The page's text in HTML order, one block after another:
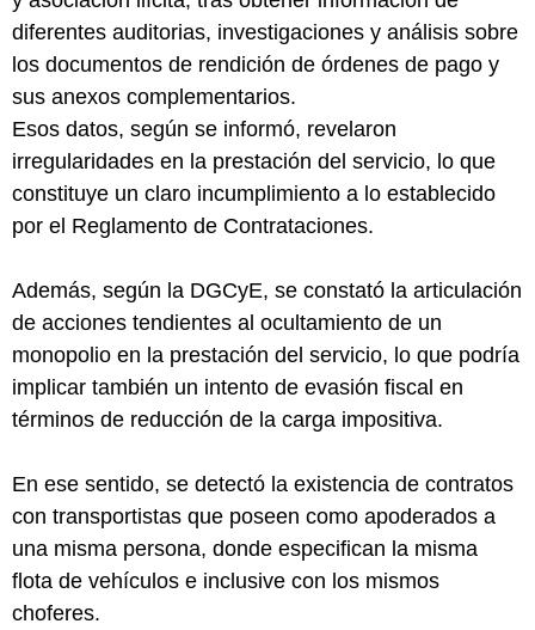
diferentes auditorias, investigaciones y análisis sobre
los documentos de rendición de órdenes de pago y
sus anexos complementarios.
Esos datos, según se informó, revelaron
irregularidades en la prestación del servicio, lo que
constituye un claro incumplimiento a lo establecido
por el Reglamento de Contrataciones.
Además, según la DGCyE, se constató la articulación
de acciones tendientes al ocultamiento de un
monopolio en la prestación del servicio, lo que podría
implicar también un intento de evasión fiscal en
términos de reducción de la carga impositiva.
En ese sentido, se detectó la existencia de contratos
con transportistas que poseen como apoderados a
una misma persona, donde especifican la misma
flota de vehículos e inclusive con los mismos
choferes.